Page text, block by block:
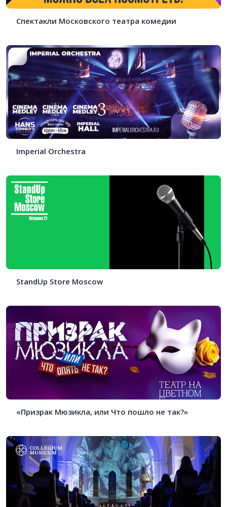
Спектакли Московского театра комедии
Imperial Orchestra
StandUp Store Moscow
«Призрак Мюзикла, или Что пошло не так?»